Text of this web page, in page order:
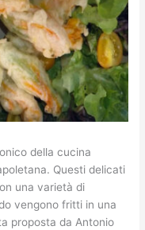
della cucina
Questi delicati
una varietà di
vengono fritti in una
proposta da Antonio